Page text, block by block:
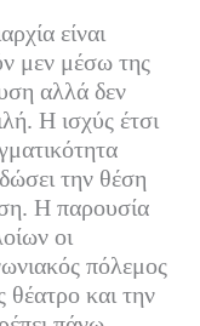
είναι
μεν μέσω της
αλλά δεν
Η ισχύς έτσι
την θέση
Η παρουσία
οι
πόλεμος
θέατρο και την